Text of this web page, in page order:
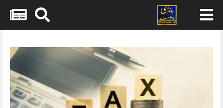
content